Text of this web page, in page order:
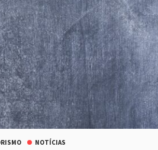
NOTÍCIAS